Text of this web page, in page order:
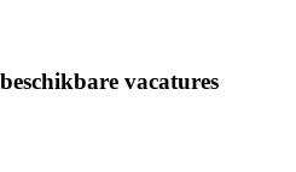
vacatures